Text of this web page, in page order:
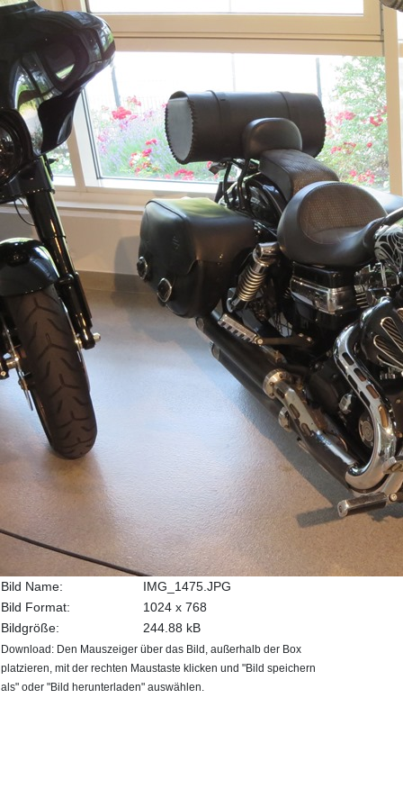
Bild Name:
IMG_1475.JPG
Bild Format:
1024 x 768
Bildgröße:
244.88 kB
Download: Den Mauszeiger über das Bild, außerhalb der Box
platzieren, mit der rechten Maustaste klicken und "Bild speichern
als" oder "Bild herunterladen" auswählen.